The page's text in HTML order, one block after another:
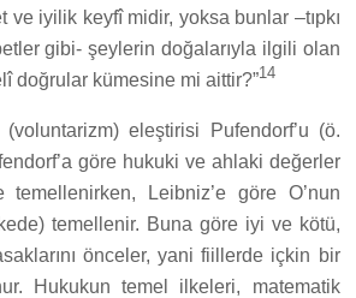
ve iyilik keyfî midir, yoksa bunlar –tıpkı
gibi- şeylerin doğalarıyla ilgili olan
doğrular kümesine mi aittir?”14
(voluntarizm) eleştirisi Pufendorf’u (ö.
göre hukuki ve ahlaki değerler
temellenirken, Leibniz’e göre O’nun
temellenir. Buna göre iyi ve kötü,
önceler, yani fiillerde içkin bir
Hukukun temel ilkeleri, matematik